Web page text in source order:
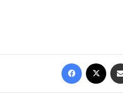
Facebook